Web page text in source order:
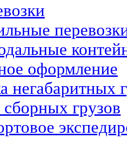
оформление
негабаритных
грузов